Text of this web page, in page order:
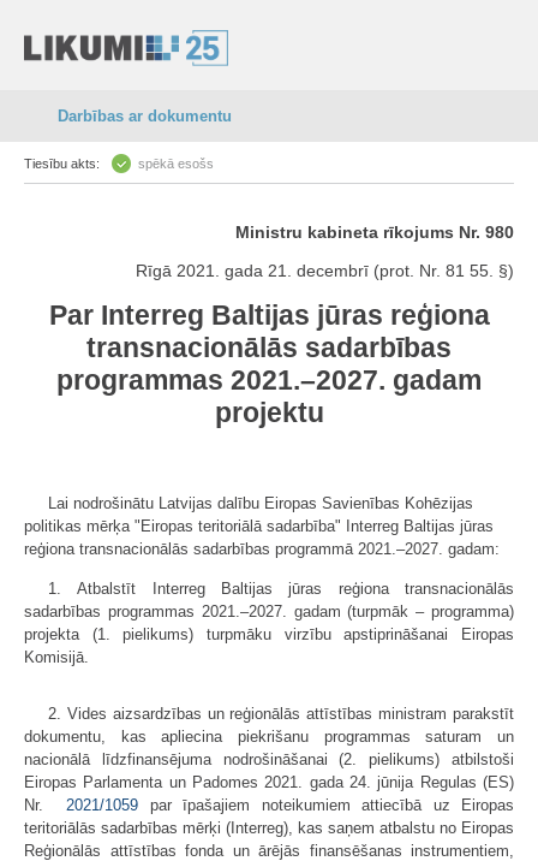
Darbības ar dokumentu
Tiesību akts: spēkā esošs
Ministru kabineta rīkojums Nr. 980
Rīgā 2021. gada 21. decembrī (prot. Nr. 81 55. §)
Par Interreg Baltijas jūras reģiona
transnacionālās sadarbības
programmas 2021.–2027. gadam
projektu
Lai nodrošinātu Latvijas dalību Eiropas Savienības Kohēzijas
politikas mērķa "Eiropas teritoriālā sadarbība" Interreg Baltijas jūras
reģiona transnacionālās sadarbības programmā 2021.–2027. gadam:
1. Atbalstīt Interreg Baltijas jūras reģiona transnacionālās
sadarbības programmas 2021.–2027. gadam (turpmāk – programma)
projekta (1. pielikums) turpmāku virzību apstiprināšanai Eiropas
Komisijā.
2. Vides aizsardzības un reģionālās attīstības ministram parakstīt
dokumentu, kas apliecina piekrišanu programmas saturam un
nacionālā līdzfinansējuma nodrošināšanai (2. pielikums) atbilstoši
Eiropas Parlamenta un Padomes 2021. gada 24. jūnija Regulas (ES)
Nr. 2021/1059 par īpašajiem noteikumiem attiecībā uz Eiropas
teritoriālās sadarbības mērķi (Interreg), kas saņem atbalstu no Eiropas
Reģionālās attīstības fonda un ārējās finansēšanas instrumentiem,